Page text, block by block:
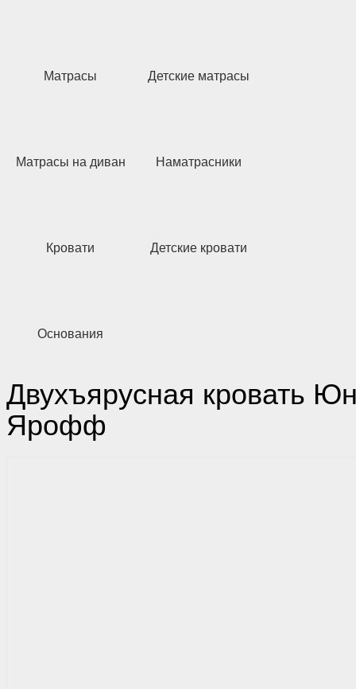
Матрасы Детские матрасы
Матрасы на диван Наматрасники
Кровати Детские кровати
Основания
Двухъярусная кровать
Ярофф